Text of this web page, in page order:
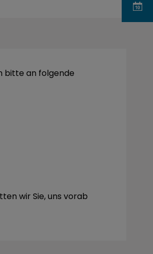
bitte an folgende
wir Sie, uns vorab